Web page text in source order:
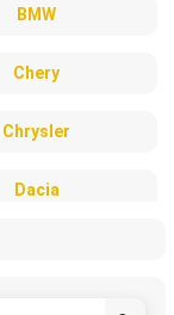
BMW
Chery
Chrysler
Dacia